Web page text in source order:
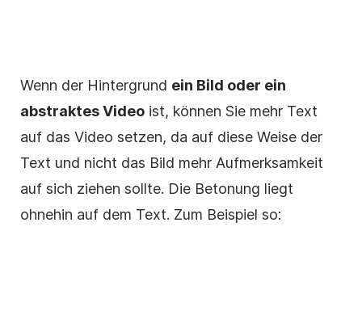
Wenn der Hintergrund ein Bild oder ein
abstraktesVideo ist, können Sie mehr Text
auf das Video setzen, da auf diese Weise der
Text und nicht das Bild mehr Aufmerksamkeit
auf sich ziehen sollte. Die Betonung liegt
ohnehin auf dem Text. Zum Beispiel so: